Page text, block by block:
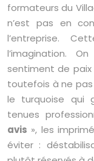
formateurs du
n’est pas en
l’entreprise.
l’imagination.
sentiment de
toutefois à ne
le turquoise qui
tenues
avis », les
éviter :